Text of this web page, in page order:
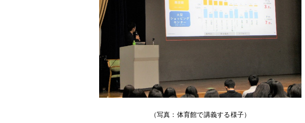
About
Solution
Project
Recruit
（写真：体育館で講義する様子）